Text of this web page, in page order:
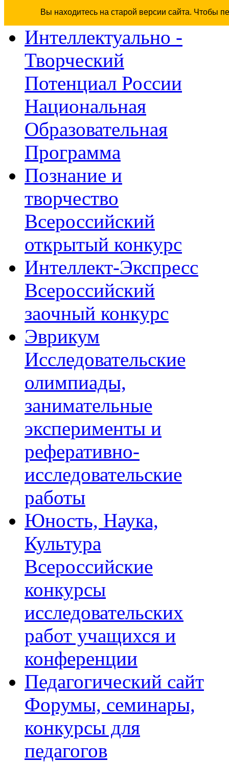
Вы находитесь на старой версии сайта. Чтобы
Интеллектуально -
Творческий
Потенциал России
Национальная
Образовательная
Программа
Познание и
творчество
Всероссийский
открытый конкурс
Интеллект-Экспресс
Всероссийский
заочный конкурс
Эврикум
Исследовательские
олимпиады,
занимательные
эксперименты и
реферативно-
исследовательские
работы
Юность, Наука,
Культура
Всероссийские
конкурсы
исследовательских
работ учащихся и
конференции
Педагогический сайт
Форумы, семинары,
конкурсы для
педагогов